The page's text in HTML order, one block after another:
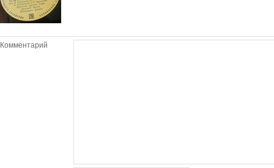
Комментарий